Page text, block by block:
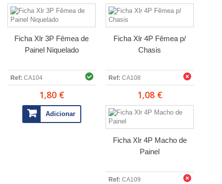
Ficha Xlr 3P Fêmea de
Painel Niquelado
Ref: CA104
1,80 €
Adicionar
Ficha Xlr 4P Fêmea p/
Chasis
Ref: CA108
1,08 €
Ficha Xlr 4P Macho de
Painel
Ref: CA109